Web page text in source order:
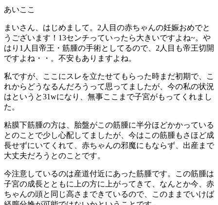
あいここ
まいさん、はじめまして。2人目の赤ちゃんの妊娠おめでと
うございます！13センチっていったら大きいですよね~。や
はり1人目帝王・筋腫の手術としてるので、2人目も帝王切開
ですよね・・。不安もありますよね。
私ですが、ここにスレを立たせてもらった時まだ初期で、こ
れからどうなるんだろうって思ってましたが、今の私の状況
はというと31wになり、無事ここまで子宮がもってくれまし
た。
粘膜下筋腫の方は、胎盤がこの筋腫に半分ほどかかっている
とのことで少し心配してましたが、今はこの筋腫もさほど成
長せずにいてくれて、赤ちゃんの邪魔にもならず、出産まで
大丈夫だろうとのことです。
今注意しているのは産道付近にあった筋腫です。この筋腫は
子宮の成長とともに上の方に上がってきて、なんとか今、赤
ちゃんの頭と同じ高さまできているので、このままでいけば